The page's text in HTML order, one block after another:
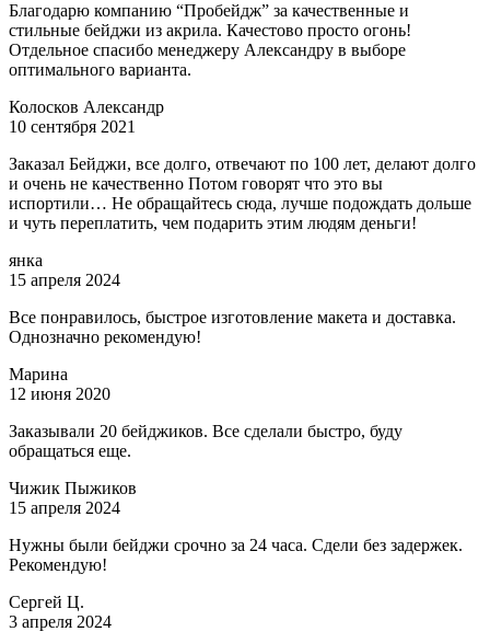
Благодарю компанию “Пробейдж” за качественные и
стильные бейджи из акрила. Качестово просто огонь!
Отдельное спасибо менеджеру Александру в выборе
оптимального варианта.
Колосков Александр
10 сентября 2021
Заказал Бейджи, все долго, отвечают по 100 лет, делают долго
и очень не качественно Потом говорят что это вы
испортили… Не обращайтесь сюда, лучше подождать дольше
и чуть переплатить, чем подарить этим людям деньги!
янка
15 апреля 2024
Все понравилось, быстрое изготовление макета и доставка.
Однозначно рекомендую!
Марина
12 июня 2020
Заказывали 20 бейджиков. Все сделали быстро, буду
обращаться еще.
Чижик Пыжиков
15 апреля 2024
Нужны были бейджи срочно за 24 часа. Сдели без задержек.
Рекомендую!
Сергей Ц.
3 апреля 2024